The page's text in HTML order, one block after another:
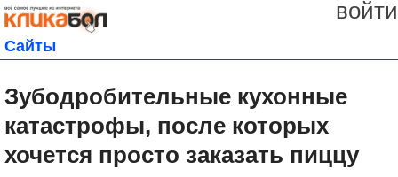
войти
Сайты
Зубодробительные кухонные
катастрофы, после которых
хочется просто заказать пиццу